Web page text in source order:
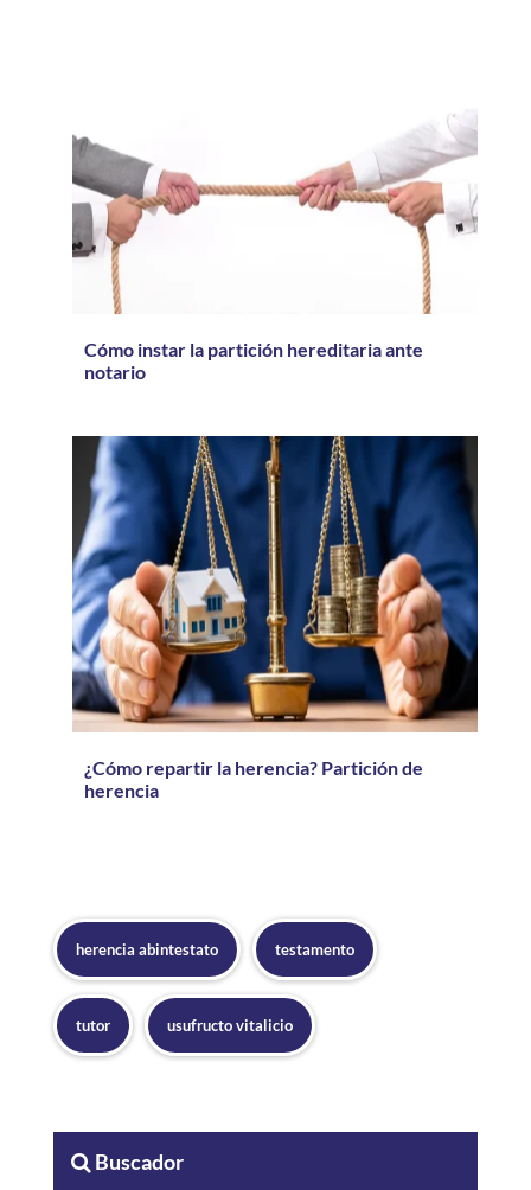
Cómo instar la partición hereditaria ante
notario
¿Cómo repartir la herencia? Partición de
herencia
herencia abintestato testamento
tutor usufructo vitalicio
Buscador